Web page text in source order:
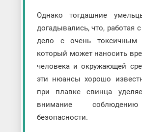
Однако тогдашние
догадывались, что, работая
дело с очень токсичным
который может наносить
человека и окружающей
эти нюансы хорошо
при плавке свинца
внимание
безопасности.